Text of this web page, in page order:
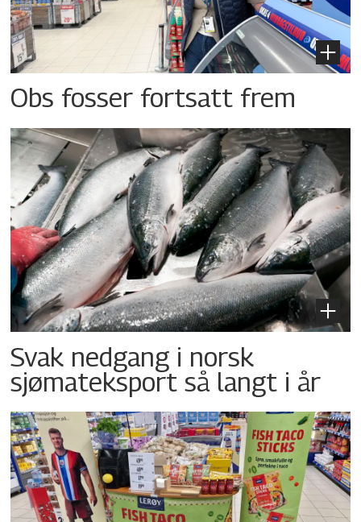
Obs fosser fortsatt frem
Svak nedgang i norsk
sjømateksport så langt i år